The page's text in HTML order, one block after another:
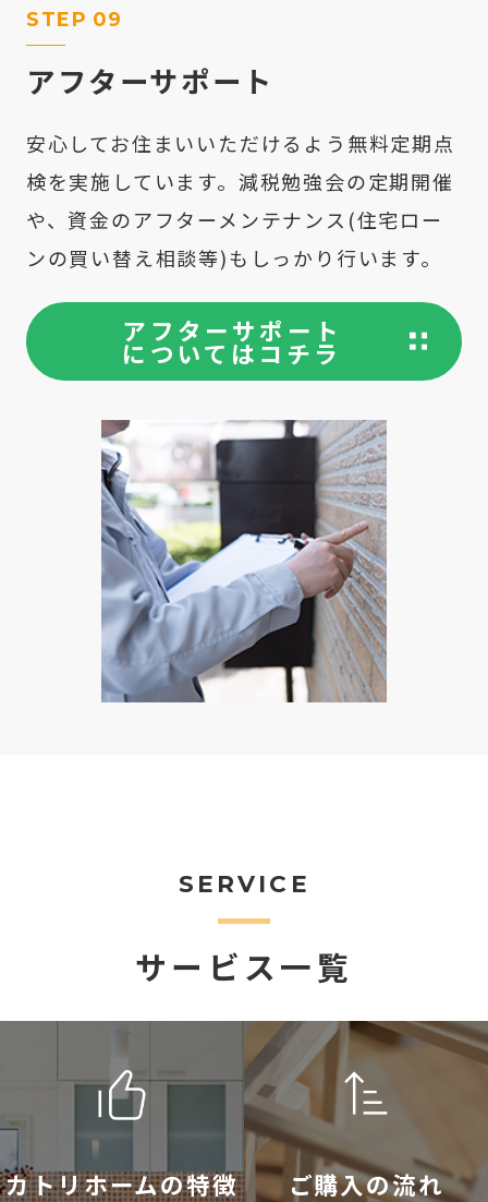
STEP 09
アフターサポート
安心してお住まいいただけるよう無料定期点
検を実施しています。減税勉強会の定期開催
や、資金のアフターメンテナンス(住宅ロー
ンの買い替え相談等)もしっかり行います。
アフターサポート
についてはコチラ
SERVICE
サービス一覧
カトリホームの特徴 ご購入の流れ